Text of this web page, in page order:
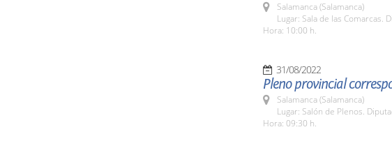
Salamanca (Salamanca)
Lugar: Sala de las Comarcas.
Hora: 10:00 h.
31/08/2022
Pleno provincial
Salamanca (Salamanca)
Lugar: Salón de Plenos.
Hora: 09:30 h.